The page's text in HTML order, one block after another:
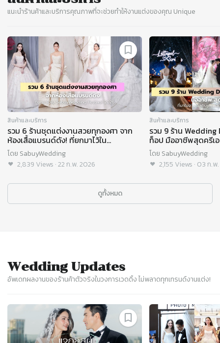
แนะนำร้านค้าและบริการคุณภาพที่จะช่วยทำให้งานแต่งของคุณ Unique
Slide 1 of 8
สินค้าและบริการ
รวม 6 ร้านชุดแต่งงานสวยทุกองศา จาก
ห้องเสื้อแบรนด์ดัง! ที่ยกมาไว้ใน
SabuyWedding Festival 2026
โดย SabuyWedding
2,839 Views ·22 ก.พ. 2026
สินค้าและบริการ
รวม 9 ร้าน
ท็อป มืออาชีพสุดครีเ
SabuyWedding
โดย SabuyWedding
2,155 Views · 03 ก.พ
ดูทั้งหมด
Wedding Updates
อัพเดทผลงานของร้านค้าตัวจริงในวงการเวดดิ้ง ไม่พลาดทุกเทรนด์งานแต่ง!
Slide 1 of 8